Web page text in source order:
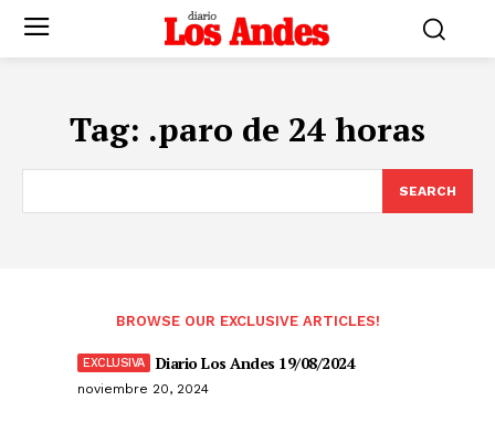
Tag: .paro de 24 horas
SEARCH
BROWSE OUR EXCLUSIVE ARTICLES!
Diario Los Andes 19/08/2024
noviembre 20, 2024